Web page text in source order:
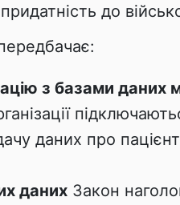
до
з базами даних
даних про
даних Закон